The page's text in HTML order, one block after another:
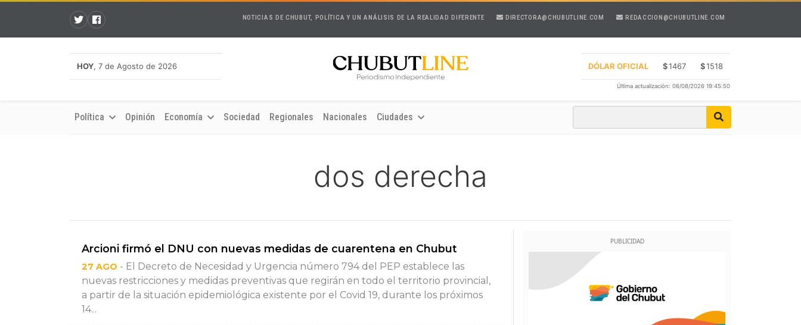
NOTICIAS DE CHUBUT, POLÍTICA Y UN ANÁLISIS DE LA REALIDAD DIFERENTE DIRECTORA@CHUBUTLINE.COM REDACCION@CHUBUTLINE.COM
HOY, 7 de Agosto de 2026 DÓLAR OFICIAL $1467 $1518
Última actualización: 06/08/2026 19:45:50
Política Opinión Economía Sociedad Regionales Nacionales Ciudades
dos derecha
Arcioni firmó el DNU con nuevas medidas de cuarentena en Chubut
27 AGO - El Decreto de Necesidad y Urgencia número 794 del PEP establece las
nuevas restricciones y medidas preventivas que regirán en todo el territorio provincial,
a partir de la situación epidemiológica existente por el Covid 19, durante los próximos
14...